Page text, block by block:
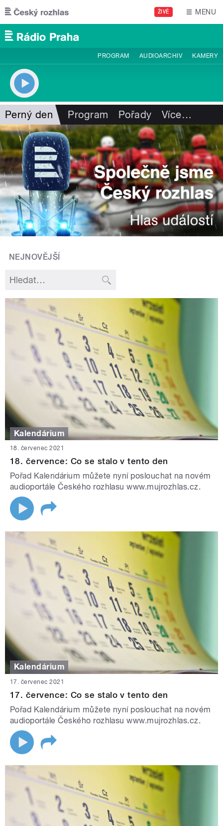
Přejít k hlavnímu obsahu
ŽIVĚ MENU
PROGRAM AUDIOARCHIV KAMERY
Perný den Program Pořady Více…
NEJNOVĚJŠÍ
Kalendárium
18. červenec 2021
18. července: Co se stalo v tento den
Pořad Kalendárium můžete nyní poslouchat na novém
audioportále Českého rozhlasu www.mujrozhlas.cz.
Kalendárium
17. červenec 2021
17. července: Co se stalo v tento den
Pořad Kalendárium můžete nyní poslouchat na novém
audioportále Českého rozhlasu www.mujrozhlas.cz.